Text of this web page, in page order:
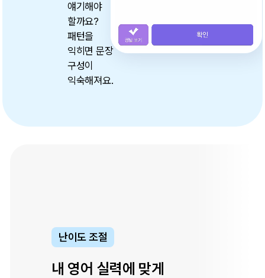
얘기해야
할까요?
패턴을
익히면 문장
구성이
익숙해져요.
AI 질문 답변
궁금한 점은